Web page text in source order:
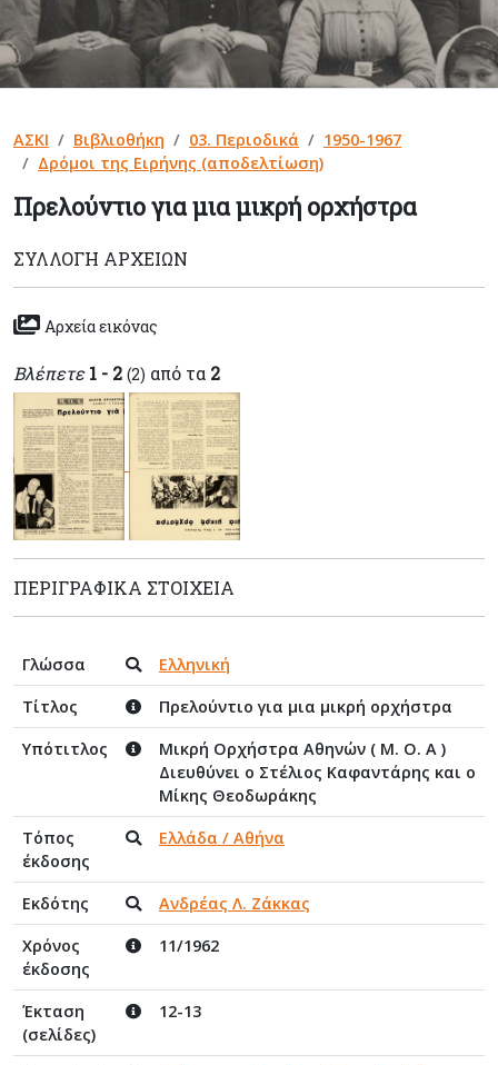
ΑΣΚΙ Βιβλιοθήκη 03. Περιοδικά
1950-1967
Δρόμοι της Ειρήνης (αποδελτίωση)
Πρελούντιο για μια μικρή ορχήστρα
ΣΥΛΛΟΓΉ ΑΡΧΕΊΩΝ
Αρχεία εικόνας
Βλέπετε 1 - 2 (2) από τα 2
ΠΕΡΙΓΡΑΦΙΚΆ ΣΤΟΙΧΕΊΑ
Γλώσσα
Ελληνική
Τίτλος
Πρελούντιο για μια μικρή ορχήστρα
Υπότιτλος
Μικρή Ορχήστρα Αθηνών ( Μ. Ο. Α )
Διευθύνει ο Στέλιος Καφαντάρης και ο
Μίκης Θεοδωράκης
Τόπος
έκδοσης
Ελλάδα / Αθήνα
Εκδότης
Ανδρέας Λ. Ζάκκας
Χρόνος
έκδοσης
11/1962
Έκταση
(σελίδες)
12-13